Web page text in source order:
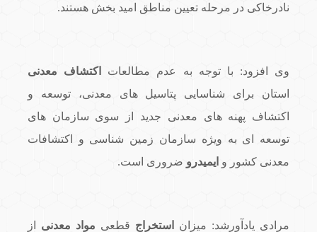
نادرخاکی در مرحله تعیین مناطق امید بخش هستند.
وی افزود: با توجه به عدم مطالعات
اکتشاف معدنی
استان برای شناسایی پتاسیل های معدنی، توسعه و
اکتشاف پهنه های معدنی جدید از سوی سازمان های
توسعه ای به ویژه سازمان زمین شناسی و اکتشافات
معدنی کشور و ایمیدرو ضروری است.
مرادی یادآورشد: میزان استخراج قطعی مواد معدنی از